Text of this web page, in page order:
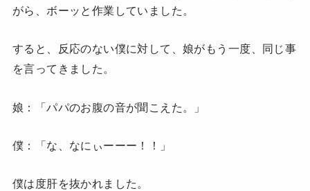
がら、ボーッと作業していました。
すると、反応のない僕に対して、娘がもう一度、同じ事
を言ってきました。
娘：「パパのお腹の音が聞こえた。」
僕：「な、なにぃーーー！！」
僕は度肝を抜かれました。